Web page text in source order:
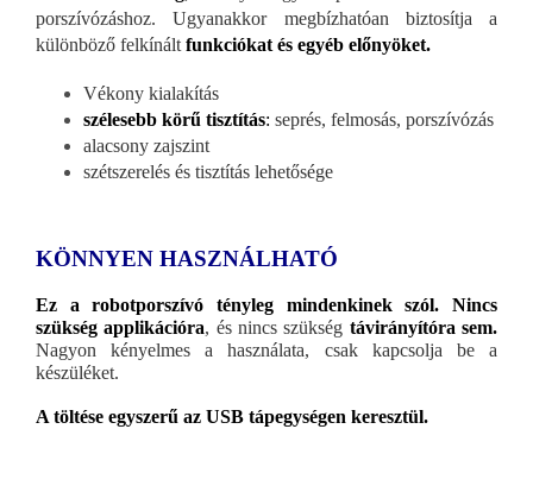
porszívózáshoz. Ugyanakkor megbízhatóan biztosítja a
különböző felkínált funkciókat és egyéb előnyöket.
Vékony kialakítás
szélesebb körű tisztítás: seprés, felmosás, porszívózás
alacsony zajszint
szétszerelés és tisztítás lehetősége
KÖNNYEN HASZNÁLHATÓ
Ez a robotporszívó tényleg mindenkinek szól. Nincs
szükség applikációra, és nincs szükség távirányítóra sem.
Nagyon kényelmes a használata, csak kapcsolja be a
készüléket.
A töltése egyszerű az USB tápegységen keresztül.